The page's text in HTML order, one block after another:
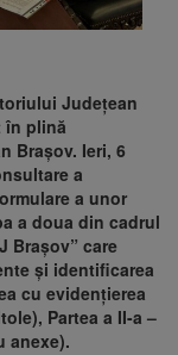
Judeţean
în plină
Braşov. Ieri, 6
a
a unor
a doua din cadrul
Braşov” care
şi identificarea
cu evidenţierea
Partea a II-a –
anexe).